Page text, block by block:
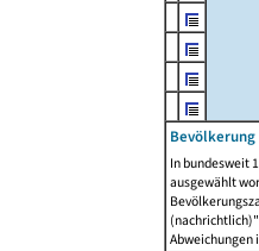
In bundesweit
ausgewählt
Abweichungen